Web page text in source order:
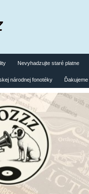
Nevyhadzujte staré platne
národnej fonotéky Ďakujeme